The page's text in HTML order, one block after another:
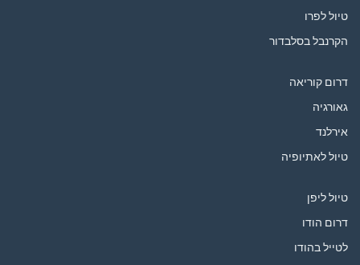
טיול לפרו
הקרנבל בסלבדור
דרום קוריאה
גאורגיה
אירלנד
טיול לאתיופיה
טיול ליפן
דרום הודו
לטייל בהודו